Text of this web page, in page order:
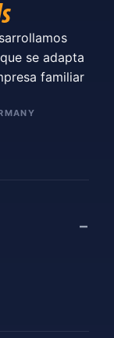
se adapta
familiar